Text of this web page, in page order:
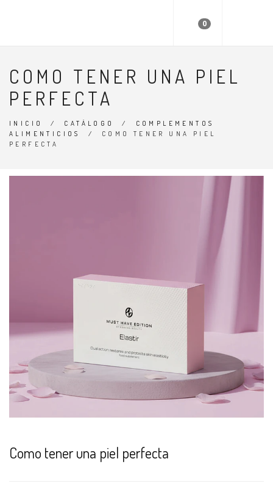
0
COMO TENER UNA PIEL
PERFECTA
INICIO / CATÁLOGO / COMPLEMENTOS
ALIMENTICIOS
/ COMO TENER UNA PIEL
PERFECTA
Como tener una piel perfecta